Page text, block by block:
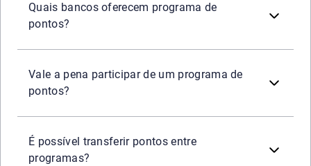
Quais bancos oferecem programa de
pontos?
Vale a pena participar de um programa de
pontos?
É possível transferir pontos entre
programas?